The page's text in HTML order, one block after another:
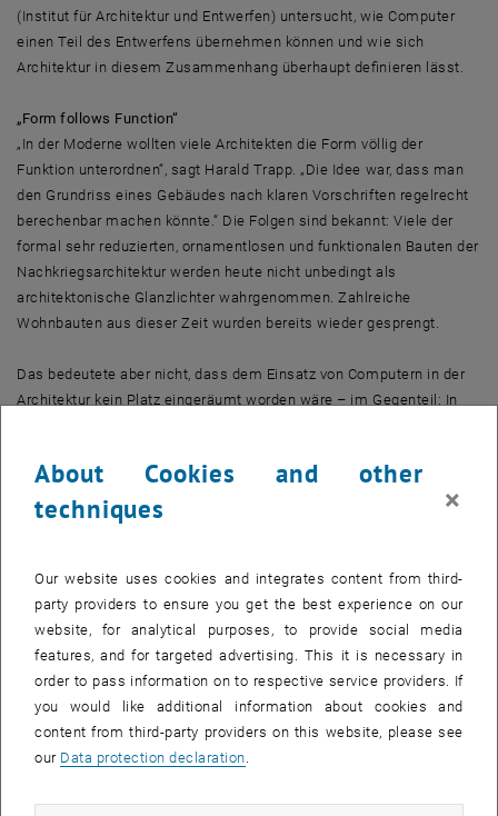
(Institut für Architektur und Entwerfen) untersucht, wie Computer
einen Teil des Entwerfens übernehmen können und wie sich
Architektur in diesem Zusammenhang überhaupt definieren lässt.
„Form follows Function“
„In der Moderne wollten viele Architekten die Form völlig der
Funktion unterordnen“, sagt Harald Trapp. „Die Idee war, dass man
den Grundriss eines Gebäudes nach klaren Vorschriften regelrecht
berechenbar machen könnte.“ Die Folgen sind bekannt: Viele der
formal sehr reduzierten, ornamentlosen und funktionalen Bauten der
Nachkriegsarchitektur werden heute nicht unbedingt als
architektonische Glanzlichter wahrgenommen. Zahlreiche
Wohnbauten aus dieser Zeit wurden bereits wieder gesprengt.
Das bedeutete aber nicht, dass dem Einsatz von Computern in der
Architektur kein Platz eingeräumt worden wäre – im Gegenteil: In
Strömungslehre. Ohne computergestütztes Design wäre das
niemals möglich gewesen.
ausgeschöpft“, betont Harald Trapp. Er ist davon überzeugt, dass
man Computer auch verwenden kann, um zwischen Form und
Funktion zu vermitteln und den Entwurfsprozess selbst zu
unterstützen. Dafür fehlt bisher allerdings die theoretische
Grundlage. Momentan werden hauptsächlich Programme aus
anderen Disziplinen, von der Physik bis zur Filmindustrie,
übernommen, um immer spektakulärere Großskulpturen zu
erzeugen. Der Zusammenhang zwischen Nutzung und
About Cookies and other
techniques
×
Our website uses cookies and integrates content from third-
party providers to ensure you get the best experience on our
website, for analytical purposes, to provide social media
features, and for targeted advertising. This it is necessary in
order to pass information on to respective service providers. If
you would like additional information about cookies and
content from third-party providers on this website, please see
our Data protection declaration